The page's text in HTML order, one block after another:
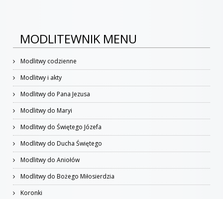
MODLITEWNIK MENU
Modlitwy codzienne
Modlitwy i akty
Modlitwy do Pana Jezusa
Modlitwy do Maryi
Modlitwy do Świętego Józefa
Modlitwy do Ducha Świętego
Modlitwy do Aniołów
Modlitwy do Bożego Miłosierdzia
Koronki